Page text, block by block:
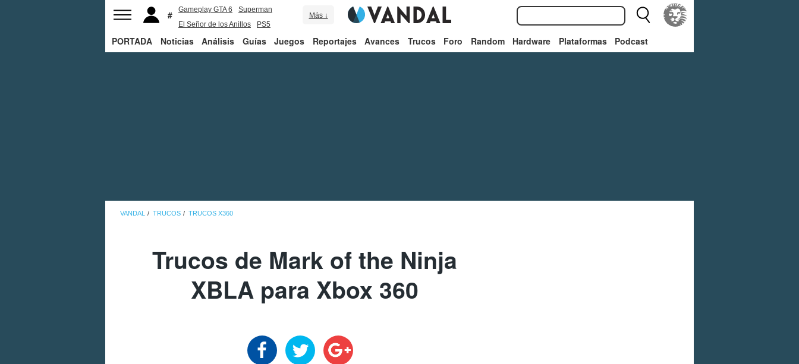
Gameplay GTA 6
Superman
El Señor de los Anillos
PS5
Más ↓
PORTADA Noticias Análisis Guías Juegos Reportajes Avances Trucos Foro Random Hardware Plataformas Podcast
VANDAL TRUCOS TRUCOS X360
Trucos de Mark of the Ninja
XBLA para Xbox 360